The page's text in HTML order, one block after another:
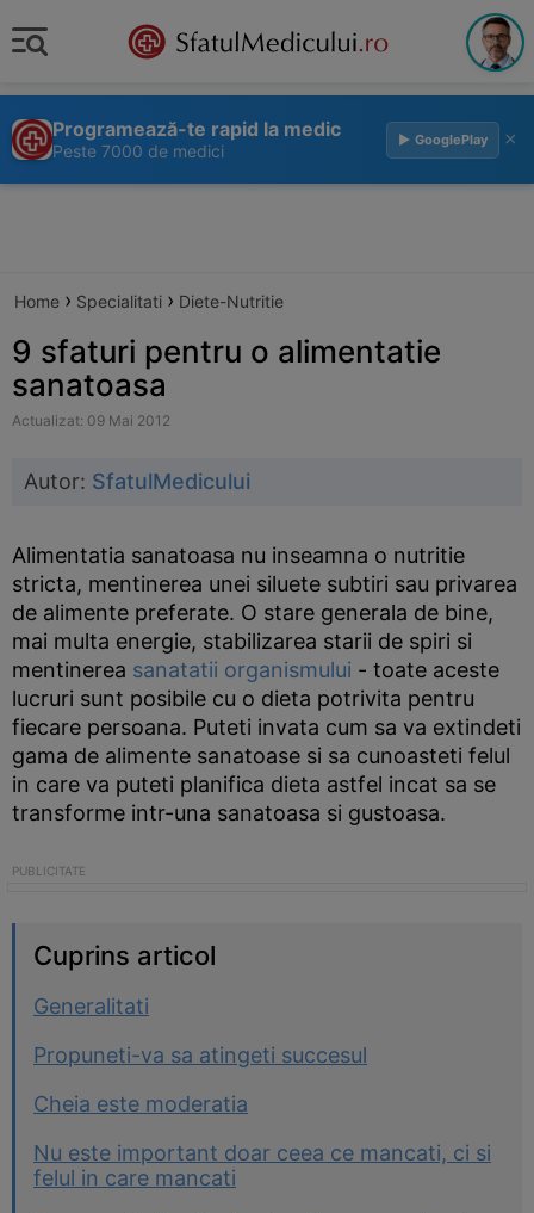
Programează-te rapid la medic
Peste 7000 de medici
▶ GooglePlay ×
Home › Specialitati › Diete-Nutritie
9 sfaturi pentru o alimentatie
sanatoasa
Actualizat: 09 Mai 2012
Autor: SfatulMedicului
Alimentatia sanatoasa nu inseamna o nutritie
stricta, mentinerea unei siluete subtiri sau privarea
de alimente preferate. O stare generala de bine,
mai multa energie, stabilizarea starii de spiri si
mentinerea sanatatii organismului - toate aceste
lucruri sunt posibile cu o dieta potrivita pentru
fiecare persoana. Puteti invata cum sa va extindeti
gama de alimente sanatoase si sa cunoasteti felul
in care va puteti planifica dieta astfel incat sa se
transforme intr-una sanatoasa si gustoasa.
Cuprins articol
Generalitati
Propuneti-va sa atingeti succesul
Cheia este moderatia
Nu este important doar ceea ce mancati, ci si
felul in care mancati